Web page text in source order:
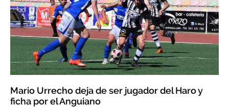
Mario Urrecho deja de ser jugador del Haro y
ficha por el Anguiano